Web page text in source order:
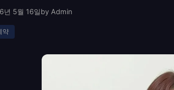
년 5월 16일by Admin
약